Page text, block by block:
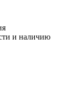
и наличию